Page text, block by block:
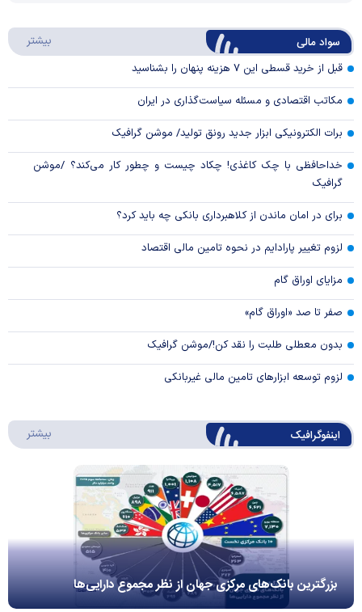
Video
سواد مالی بیشتر
قبل از خرید قسطی این ۷ هزینه پنهان را بشناسید
مکاتب اقتصادی و مسئله سیاست‌گذاری در ایران
برات الکترونیکی ابزار جدید رونق تولید/ موشن گرافیک
خداحافظی با چک کاغذی! چکاد چیست و چطور کار می‌کند؟ /موشن
گرافیک
برای در امان ماندن از کلاهبرداری بانکی چه باید کرد؟
لزوم تغییر پارادایم در نحوه تامین مالی اقتصاد
مزایای اوراق گام
صفر تا صد «اوراق گام»
بدون معطلی طلبت را نقد کن!/موشن گرافیک
لزوم توسعه ابزارهای تامین مالی غیربانکی
اینفوگرافیک بیشتر
بزرگترین بانک‌های مرکزی جهان از نظر مجموع دارایی‌ها